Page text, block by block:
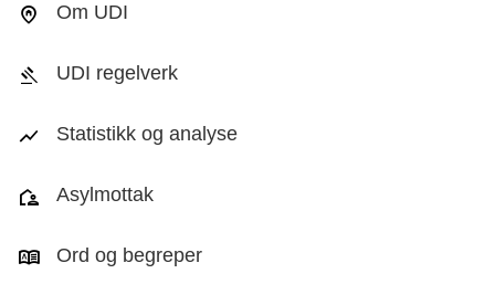
Om UDI
UDI regelverk
Statistikk og analyse
Asylmottak
Ord og begreper